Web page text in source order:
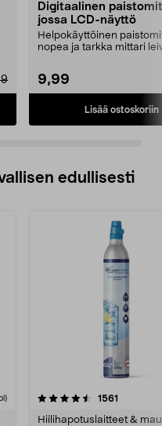
Digitaalinen
jossa LCD-näyttö
Helpokäyttöinen
nopea ja tarkka mittari
9,99
Lisää ostoskoriin
edullisesti
1561
Hiilihapotuslaitteet &
4.5viidestä